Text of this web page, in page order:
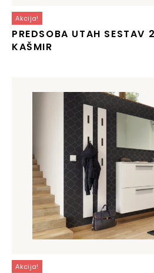
Akcija!
PREDSOBA UTAH SESTAV 2
KAŠMIR
Akcija!